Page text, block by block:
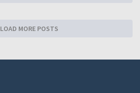
LOAD MORE POSTS